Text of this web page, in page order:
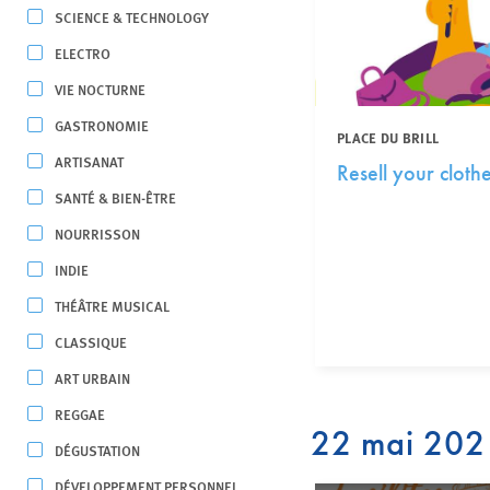
SCIENCE & TECHNOLOGY
ELECTRO
VIE NOCTURNE
GASTRONOMIE
ARTISANAT
SANTÉ & BIEN-ÊTRE
NOURRISSON
INDIE
THÉÂTRE MUSICAL
CLASSIQUE
ART URBAIN
REGGAE
DÉGUSTATION
PLACE DU BRILL
Resell your
22 mai